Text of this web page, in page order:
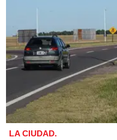
LA CIUDAD.